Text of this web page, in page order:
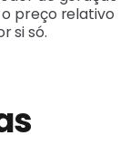
preço relativo
si só.